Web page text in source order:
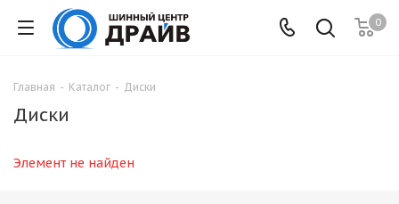
0
Главная - Каталог - Диски
Диски
Элемент не найден